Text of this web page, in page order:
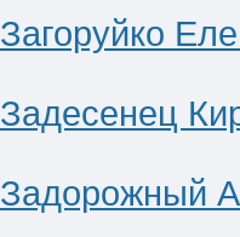
Загоруйко
Задесенец
Задорожный